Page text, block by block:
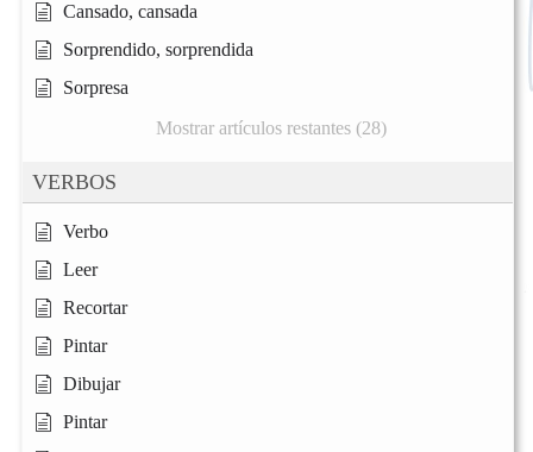
Cansado, cansada
Sorprendido, sorprendida
Sorpresa
Mostrar artículos restantes (28)
VERBOS
Verbo
Leer
Recortar
Pintar
Dibujar
Pintar